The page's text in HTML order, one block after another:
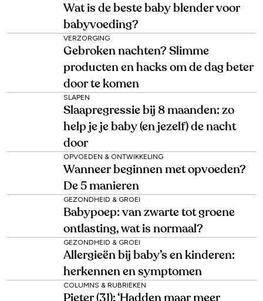
Wat is de beste baby blender voor
babyvoeding?
VERZORGING
Gebroken nachten? Slimme
producten en hacks om de dag beter
door te komen
SLAPEN
Slaapregressie bij 8 maanden: zo
help je je baby (en jezelf) de nacht
door
OPVOEDEN & ONTWIKKELING
Wanneer beginnen met opvoeden?
De 5 manieren
GEZONDHEID & GROEI
Babypoep: van zwarte tot groene
ontlasting, wat is normaal?
GEZONDHEID & GROEI
Allergieën bij baby’s en kinderen:
herkennen en symptomen
COLUMNS & RUBRIEKEN
Pieter (31): ‘Hadden maar meer